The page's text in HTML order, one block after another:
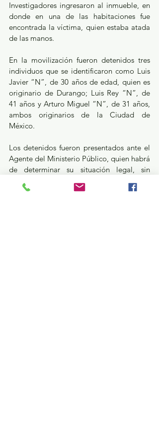
Investigadores ingresaron al inmueble, en
donde en una de las habitaciones fue
encontrada la víctima, quien estaba atada
de las manos.
En la movilización fueron detenidos tres
individuos que se identificaron como Luis
Javier “N”, de 30 años de edad, quien es
originario de Durango; Luis Rey “N”, de
41 años y Arturo Miguel “N”, de 31 años,
ambos originarios de la Ciudad de
México.
Los detenidos fueron presentados ante el
Agente del Ministerio Público, quien habrá
de determinar su situación legal, sin
embargo, se les debe considerar inocentes
hasta que sea dictada una sentencia